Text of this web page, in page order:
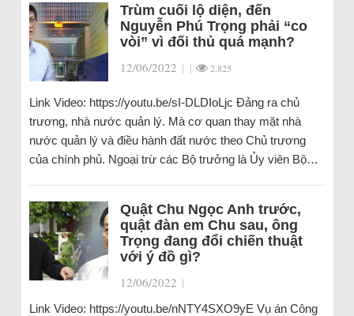
Trùm cuối lộ diện, đến
Nguyễn Phú Trọng phải “co
vòi” vì đối thủ quá mạnh?
12/06/2022 | | 2.825
Link Video: https://youtu.be/sI-DLDIoLjc Đảng ra chủ
trương, nhà nước quản lý. Mà cơ quan thay mặt nhà
nước quản lý và điều hành đất nước theo Chủ trương
của chính phủ. Ngoại trừ các Bộ trưởng là Ủy viên Bộ…
Quật Chu Ngọc Anh trước,
quật đàn em Chu sau, ông
Trọng đang đổi chiến thuật
với ý đồ gì?
12/06/2022 |
Link Video: https://youtu.be/nNTY4SXO9yE Vụ án Công